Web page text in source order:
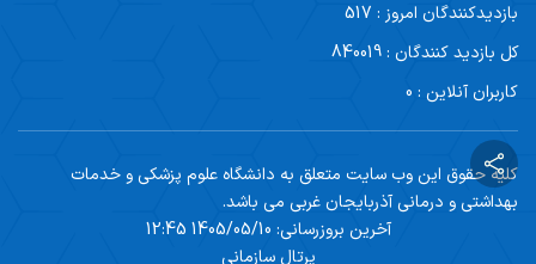
بازدیدکنندگان امروز : 517
کل بازدید کنندگان : 840019
کاربران آنلاین : 0
کلیه حقوق این وب سایت متعلق به دانشگاه علوم پزشکی و خدمات
بهداشتی و درمانی آذربایجان غربی می باشد.
آخرین بروزرسانی: 1405/05/10 12:45
پرتال سازمانی